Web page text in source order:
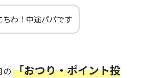
ちわ！中途パパです
の 「おつり・ポイント投